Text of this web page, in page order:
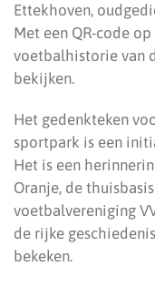
Ettekhoven,
Met een QR-code
voetbalhistorie van
bekijken.
Het gedenkteken
sportpark is een
Het is een
Oranje, de
voetbalvereniging
de rijke
bekeken.